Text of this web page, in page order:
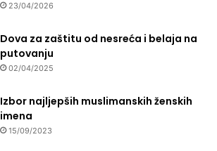
23/04/2026
Dova za zaštitu od nesreća i belaja na
putovanju
02/04/2025
Izbor najljepših muslimanskih ženskih
imena
15/09/2023